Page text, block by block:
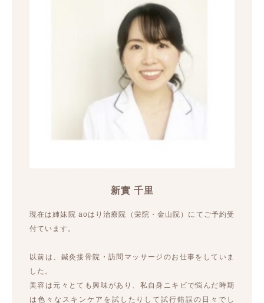
新實 千里
現在は姉妹院 aoはり治療院（栄院・金山院）にてご予約受
付ています。
以前は、鍼灸接骨院・訪問マッサージのお仕事をしていま
した。
美容は元々とても興味があり、私自身ニキビで悩んだ時期
は色々なスキンケアを試したりして試行錯誤の日々でし